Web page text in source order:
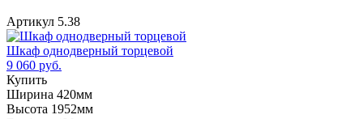
Артикул 5.38
Шкаф однодверный торцевой
9 060 руб.
Купить
Ширина 420мм
Высота 1952мм